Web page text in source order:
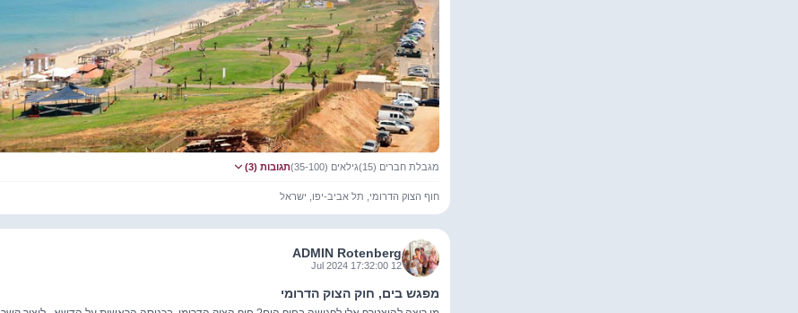
מגבלת חברים (15) גילאים (35-100) תגובות (3)
חוף הצוק הדרומי, תל אביב-יפו, ישראל
ADMIN Rotenberg
12 Jul 2024 17:32:00
מפגש בים, חוק הצוק הדרומי